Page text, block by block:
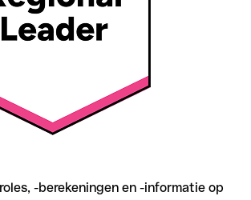
bij twijfel direct bij de ontvanger. Vooral bij
of nieuwe zakenrelaties is deze
-berekeningen en -informatie op